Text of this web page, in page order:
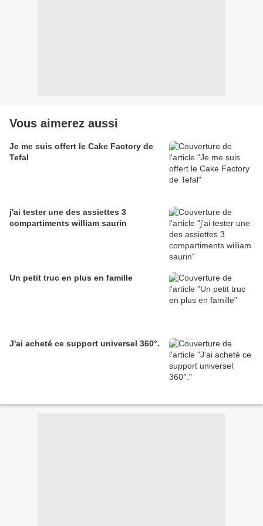
Vous aimerez aussi
Je me suis offert le Cake Factory de
Tefal
j'ai tester une des assiettes 3
compartiments william saurin
Un petit truc en plus en famille
J'ai acheté ce support universel 360°.